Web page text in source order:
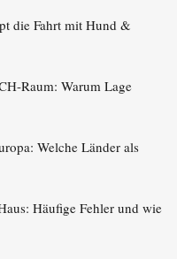
die Fahrt mit Hund &
Raum: Warum Lage
Welche Länder als
Häufige Fehler und wie